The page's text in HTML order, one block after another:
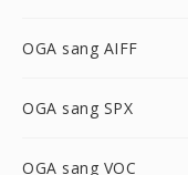
OGA sang AIFF
OGA sang SPX
OGA sang VOC